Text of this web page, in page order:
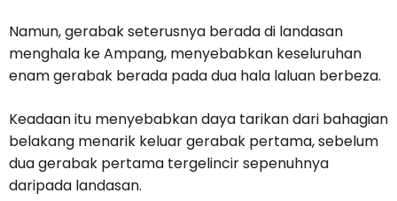
Namun, gerabak seterusnya berada di landasan
menghala ke Ampang, menyebabkan keseluruhan
enam gerabak berada pada dua hala laluan berbeza.
Keadaan itu menyebabkan daya tarikan dari bahagian
belakang menarik keluar gerabak pertama, sebelum
dua gerabak pertama tergelincir sepenuhnya
daripada landasan.